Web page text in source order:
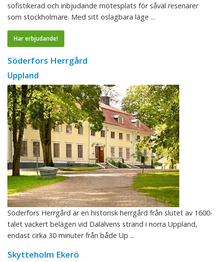
sofistikerad och inbjudande mötesplats för såväl resenärer
som stockholmare. Med sitt oslagbara läge ...
Har erbjudande!
Söderfors Herrgård
Uppland
Söderfors Herrgård är en historisk herrgård från slutet av 1600-
talet vackert belägen vid Dalälvens strand i norra Uppland,
endast cirka 30 minuter från både Up ...
Skytteholm Ekerö